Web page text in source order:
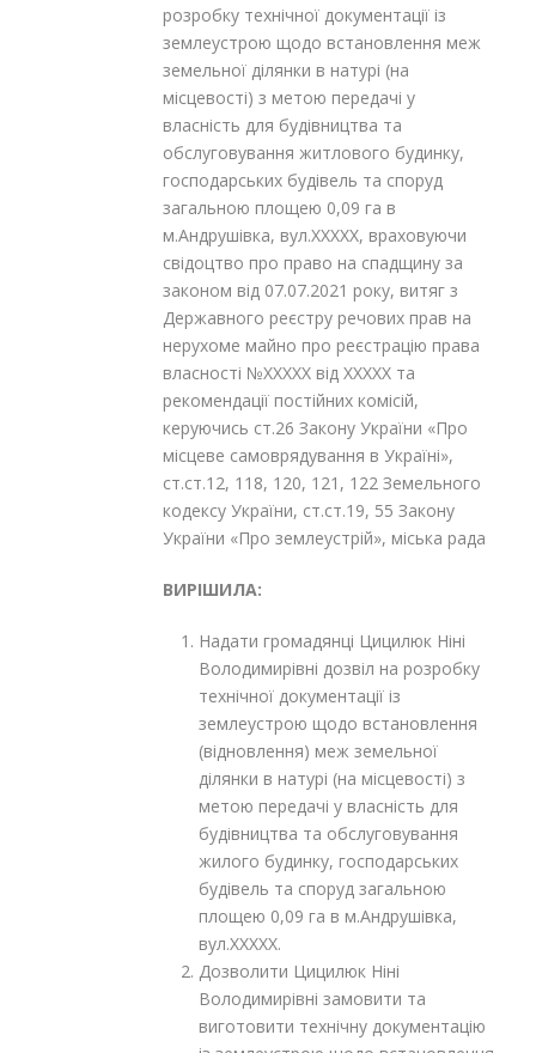
розробку технічної документації із
землеустрою щодо встановлення меж
земельної ділянки в натурі (на
місцевості) з метою передачі у
власність для будівництва та
обслуговування житлового будинку,
господарських будівель та споруд
загальною площею 0,09 га в
м.Андрушівка, вул.XXXXX, враховуючи
свідоцтво про право на спадщину за
законом від 07.07.2021 року, витяг з
Державного реєстру речових прав на
нерухоме майно про реєстрацію права
власності №XXXXX від XXXXX та
рекомендації постійних комісій,
керуючись ст.26 Закону України «Про
місцеве самоврядування в Україні»,
ст.ст.12, 118, 120, 121, 122 Земельного
кодексу України, ст.ст.19, 55 Закону
України «Про землеустрій», міська рада
ВИРІШИЛА:
Надати громадянці Цицилюк Ніні
Володимирівні дозвіл на розробку
технічної документації із
землеустрою щодо встановлення
(відновлення) меж земельної
ділянки в натурі (на місцевості) з
метою передачі у власність для
будівництва та обслуговування
жилого будинку, господарських
будівель та споруд загальною
площею 0,09 га в м.Андрушівка,
вул.XXXXX.
Дозволити Цицилюк Ніні
Володимирівні замовити та
виготовити технічну документацію